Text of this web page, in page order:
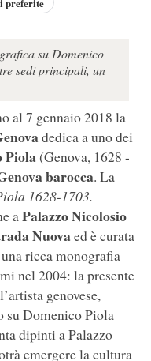
su Domenico
sedi principali, un
al 7 gennaio 2018 la
dedica a uno dei
Piola(Genova, 1628 -
barocca. La
1628-1703.
aPalazzo Nicolosio
Nuovaed è curata
ricca monografia
nel 2004: la presente
genovese,
su Domenico Piola
dipinti a Palazzo
emergere la cultura